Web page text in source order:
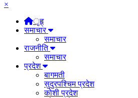
×
ृहृ्
समाचार
समाचार
राजनीति
समाचार
प्रदेश
बागमती
सुदुरपश्चिम प्रदेश
कोशी प्रदेश